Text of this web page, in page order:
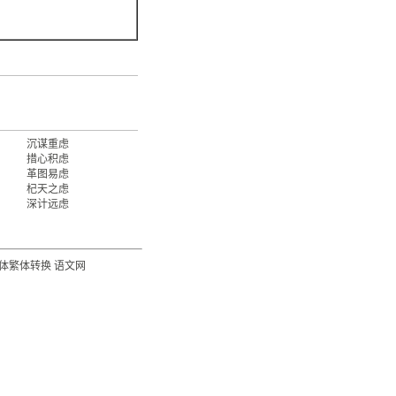
沉谋重虑
措心积虑
革图易虑
杞天之虑
深计远虑
繁体转换 语文网